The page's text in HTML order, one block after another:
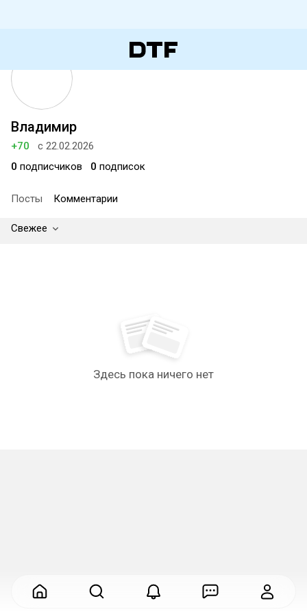
Владимир
+70
с 22.02.2026
0 подписчиков 0 подписок
Посты Комментарии
Свежее
Здесь пока ничего нет